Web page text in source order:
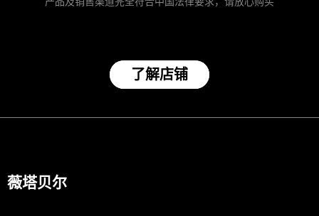
了解店铺
薇塔贝尔